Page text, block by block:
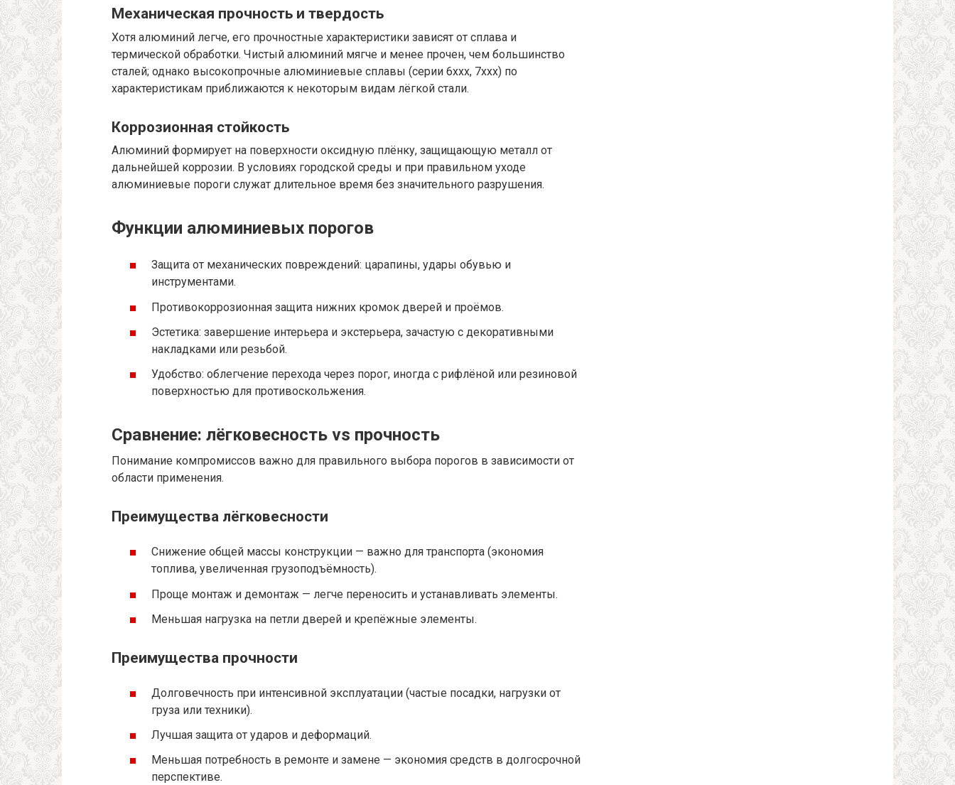
Механическая прочность и твердость
Хотя алюминий легче, его прочностные характеристики зависят от сплава и
термической обработки. Чистый алюминий мягче и менее прочен, чем большинство
сталей; однако высокопрочные алюминиевые сплавы (серии 6xxx, 7xxx) по
характеристикам приближаются к некоторым видам лёгкой стали.
Коррозионная стойкость
Алюминий формирует на поверхности оксидную плёнку, защищающую металл от
дальнейшей коррозии. В условиях городской среды и при правильном уходе
алюминиевые пороги служат длительное время без значительного разрушения.
Функции алюминиевых порогов
Защита от механических повреждений: царапины, удары обувью и
инструментами.
Противокоррозионная защита нижних кромок дверей и проёмов.
Эстетика: завершение интерьера и экстерьера, зачастую с декоративными
накладками или резьбой.
Удобство: облегчение перехода через порог, иногда с рифлёной или резиновой
поверхностью для противоскольжения.
Сравнение: лёгковесность vs прочность
Понимание компромиссов важно для правильного выбора порогов в зависимости от
области применения.
Преимущества лёгковесности
Снижение общей массы конструкции — важно для транспорта (экономия
топлива, увеличенная грузоподъёмность).
Проще монтаж и демонтаж — легче переносить и устанавливать элементы.
Меньшая нагрузка на петли дверей и крепёжные элементы.
Преимущества прочности
Долговечность при интенсивной эксплуатации (частые посадки, нагрузки от
груза или техники).
Лучшая защита от ударов и деформаций.
Меньшая потребность в ремонте и замене — экономия средств в долгосрочной
перспективе.